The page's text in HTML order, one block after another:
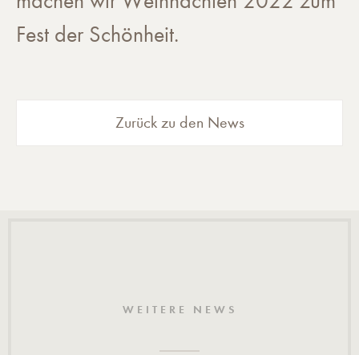
Fest der Schönheit.
Zurück zu den News
WEITERE NEWS